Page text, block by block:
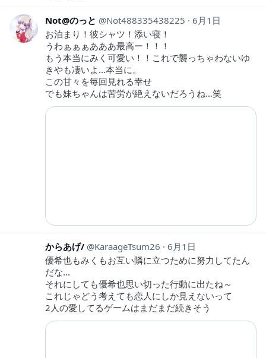
Not@のっと Not488335438225
6月1日
お泊まり！彼シャツ！添い寝！
うわぁぁぁあああ最高ー！！！
もう本当にみく可愛い！！これで襲っちゃわないゆ
きやも凄いよ…本当に。
この甘々を毎回見れる幸せ
でも妹ちゃんは苦労が絶えないだろうね…笑
からあげ/ KaraageTsum26
6月1日
優希也もみくもお互い隣に立つために努力してたん
だな...
それにしても優希也思い切った行動に出たね～
これじゃどう考えても恋人にしか見えないって
2人の愛してるゲームはまだまだ続きそう